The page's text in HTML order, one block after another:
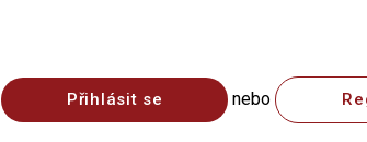
Přihlásit se nebo